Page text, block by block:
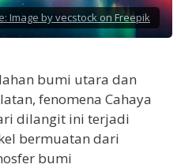
Image by vecstock on Freepik
bumi utara dan
fenomena Cahaya
dilangit ini terjadi
bermuatan dari
bumi